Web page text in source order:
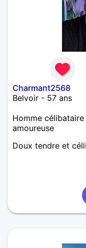
Charmant2568
Belvoir - 57 ans
Homme
amoureuse
Doux tendre et